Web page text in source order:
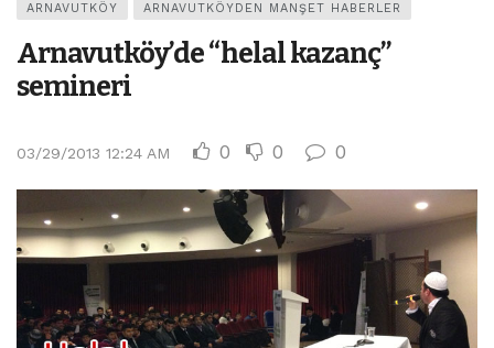
ARNAVUTKÖY ARNAVUTKÖYDEN MANŞET HABERLER
Arnavutköy’de “helal kazanç”
semineri
03/29/2013 12:24 AM 0 0 0